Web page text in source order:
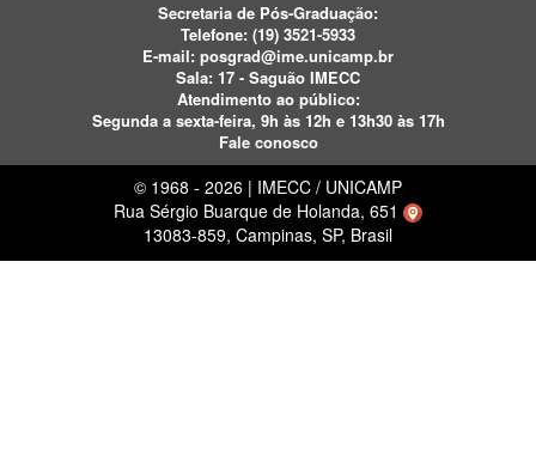
Secretaria de Pós-Graduação:
Telefone: (19) 3521-5933
E-mail: posgrad@ime.unicamp.br
Sala: 17 - Saguão IMECC
Atendimento ao público:
Segunda a sexta-feira, 9h às 12h e 13h30 às 17h
Fale conosco
© 1968 - 2026 | IMECC / UNICAMP
Rua Sérgio Buarque de Holanda, 651
13083-859, Campinas, SP, Brasil